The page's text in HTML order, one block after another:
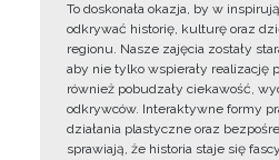
To doskonała okazja, by w
odkrywać historię, kulturę oraz
regionu. Nasze zajęcia zostały
aby nie tylko wspierały realizację
również pobudzały ciekawość,
odkrywców. Interaktywne formy
działania plastyczne oraz
sprawiają, że historia staje się